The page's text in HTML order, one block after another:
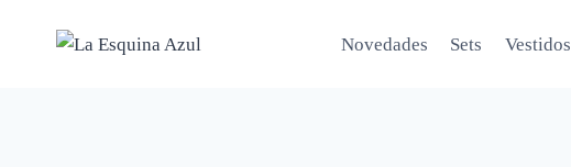
Novedades Sets Vestidos